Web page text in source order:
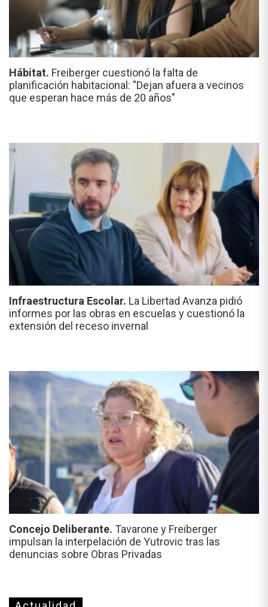
Hábitat. Freiberger cuestionó la falta de
planificación habitacional: "Dejan afuera a vecinos
que esperan hace más de 20 años"
Infraestructura Escolar. La Libertad Avanza pidió
informes por las obras en escuelas y cuestionó la
extensión del receso invernal
Concejo Deliberante. Tavarone y Freiberger
impulsan la interpelación de Yutrovic tras las
denuncias sobre Obras Privadas